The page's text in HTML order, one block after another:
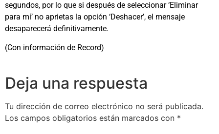
segundos, por lo que si después de seleccionar ‘Eliminar
para mí’ no aprietas la opción ‘Deshacer’, el mensaje
desaparecerá definitivamente.
(Con información de Record)
Deja una respuesta
Tu dirección de correo electrónico no será publicada.
Los campos obligatorios están marcados con *